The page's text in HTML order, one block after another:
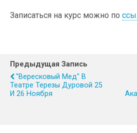
Записаться на курс можно по
Предыдущая Запись
"Вересковый Мед" В
Театре Терезы Дуровой 25
И 26 Ноября